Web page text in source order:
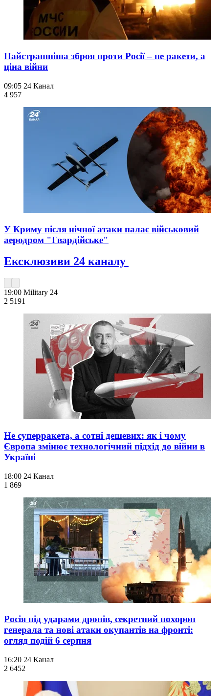
Найстрашніша зброя проти Росії – не ракети, а
ціна війни
09:05 24 Канал
4 957
У Криму після нічної атаки палає військовий
аеродром "Гвардійське"
Ексклюзиви 24 каналу
19:00 Military 24
2 5191
Не суперракета, а сотні дешевих: як і чому
Європа змінює технологічний підхід до війни в
Україні
18:00 24 Канал
1 869
Росія під ударами дронів, секретний похорон
генерала та нові атаки окупантів на фронті:
огляд подій 6 серпня
16:20 24 Канал
2 6452